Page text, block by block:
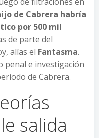
de Cabrera habría
por 500 mil
de parte del
alías el Fantasma.
penal e investigación
de Cabrera.
salida